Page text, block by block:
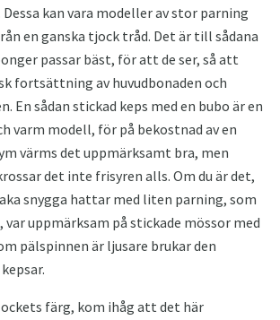
kan vara modeller av stor parning
en ganska tjock tråd. Det är till sådana
passar bäst, för att de ser, så att
fortsättning av huvudbonaden och
En sådan stickad keps med en bubo är en
varm modell, för på bekostnad av en
värms det uppmärksamt bra, men
det inte frisyren alls. Om du är det,
snygga hattar med liten parning, som
var uppmärksam på stickade mössor med
pälspinnen är ljusare brukar den
färg, kom ihåg att det här